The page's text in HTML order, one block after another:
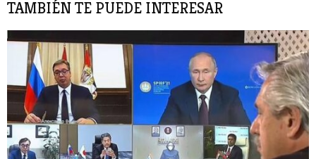
TAMBIÉN TE PUEDE INTERESAR